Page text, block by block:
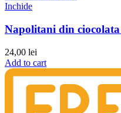
Inchide
Napolitani din
24,00 lei
Add to cart